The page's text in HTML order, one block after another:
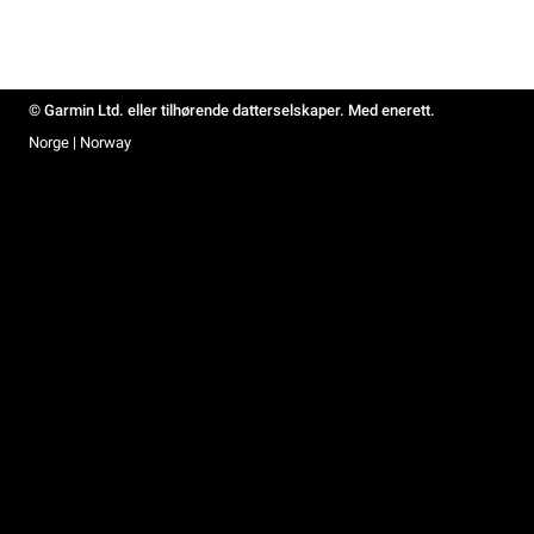
© Garmin Ltd. eller tilhørende datterselskaper. Med enerett.
Norge | Norway